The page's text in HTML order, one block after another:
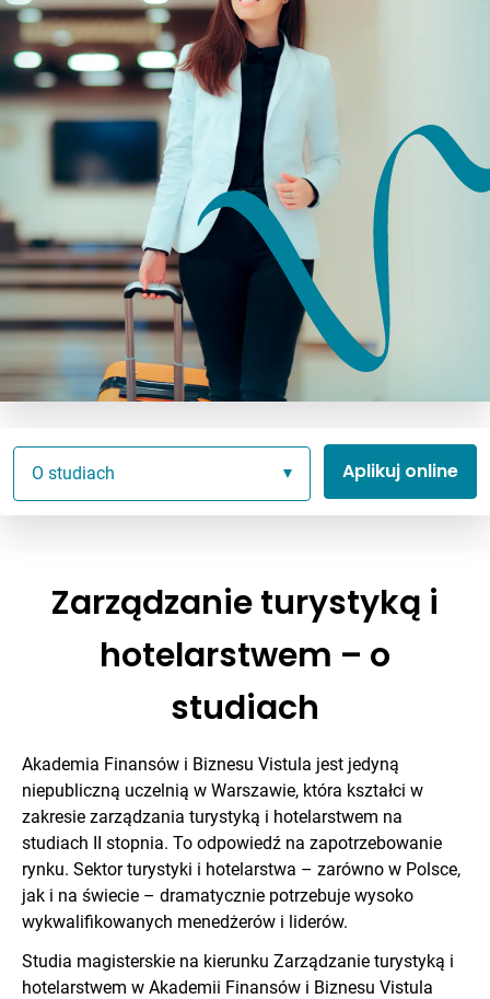
O studiach Aplikuj online
Zarządzanie turystyką i
hotelarstwem – o
studiach
Akademia Finansów i Biznesu Vistula jest jedyną
niepubliczną uczelnią w Warszawie, która kształci w
zakresie zarządzania turystyką i hotelarstwem na
studiach II stopnia. To odpowiedź na zapotrzebowanie
rynku. Sektor turystyki i hotelarstwa – zarówno w Polsce,
jak i na świecie – dramatycznie potrzebuje wysoko
wykwalifikowanych menedżerów i liderów.
Studia magisterskie na kierunku Zarządzanie turystyką i
hotelarstwem w Akademii Finansów i Biznesu Vistula